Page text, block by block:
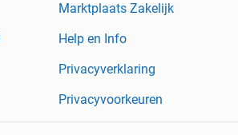
Marktplaats Zakelijk
Help en Info
Privacyverklaring
Privacyvoorkeuren